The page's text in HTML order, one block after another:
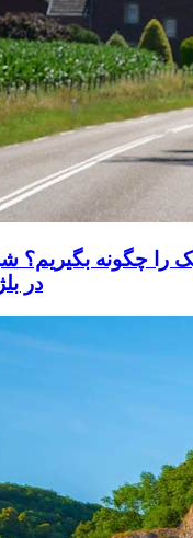
را چگونه بگیریم؟
در